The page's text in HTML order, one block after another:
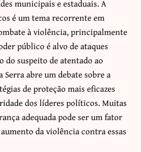
municipais e estaduais. A
é um tema recorrente em
à violência, principalmente
público é alvo de ataques
do suspeito de atentado ao
Serra abre um debate sobre a
de proteção mais eficazes
dos líderes políticos. Muitas
adequada pode ser um fator
da violência contra essas